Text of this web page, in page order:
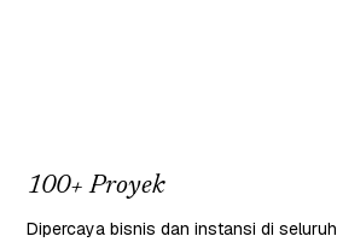
100+ Proyek
Dipercaya bisnis dan instansi di seluruh